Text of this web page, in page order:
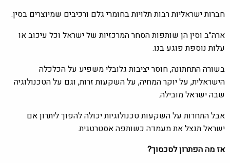
חברות ישראליות רבות תלויות בחומרי גלם ורכיבים שמיוצרים בסין.
ארה"ב וסין הן שותפות הסחר המרכזיות של ישראל וכל עיכוב או
עלות נוספת פוגע בנו.
בשורה התחתונה, חוסר יציבות גלובלי משפיע על הכלכלה
הישראלית, על יוקר המחיה, על השקעות זרות, וגם על הטכנולוגיה
שבה ישראל מובילה.
אבל התחרות על השקעות טכנולוגיות יכולה להפוך ליתרון אם
ישראל תנצל את מעמדה כשותפה אסטרטגית.
אז מה הפתרון לסכסוך?